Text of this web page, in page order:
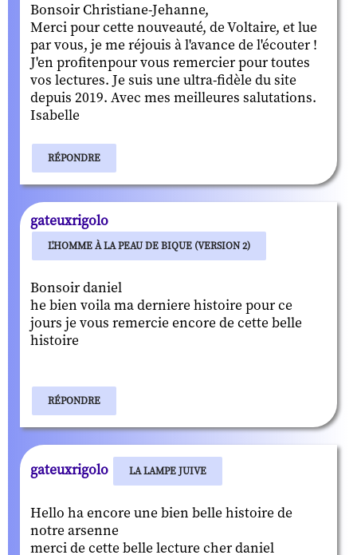
Bonsoir Christiane-Jehanne,
Merci pour cette nouveauté, de Voltaire, et lue
par vous, je me réjouis à l'avance de l'écouter !
J'en profitenpour vous remercier pour toutes
vos lectures. Je suis une ultra-fidèle du site
depuis 2019. Avec mes meilleures salutations.
Isabelle
RÉPONDRE
gateuxrigolo
L'HOMME À LA PEAU DE BIQUE (VERSION 2)
Bonsoir daniel
he bien voila ma derniere histoire pour ce
jours je vous remercie encore de cette belle
histoire
RÉPONDRE
gateuxrigolo LA LAMPE JUIVE
Hello ha encore une bien belle histoire de
notre arsenne
merci de cette belle lecture cher daniel